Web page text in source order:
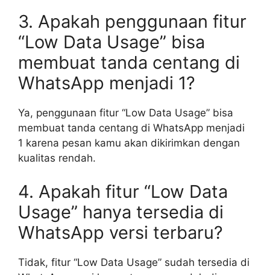
3. Apakah penggunaan fitur
“Low Data Usage” bisa
membuat tanda centang di
WhatsApp menjadi 1?
Ya, penggunaan fitur “Low Data Usage” bisa
membuat tanda centang di WhatsApp menjadi
1 karena pesan kamu akan dikirimkan dengan
kualitas rendah.
4. Apakah fitur “Low Data
Usage” hanya tersedia di
WhatsApp versi terbaru?
Tidak, fitur “Low Data Usage” sudah tersedia di